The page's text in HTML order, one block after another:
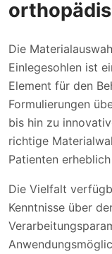
Die
Einlegesohlen ist
Element für den
Formulierungen
bis hin zu
richtige
Patienten
Die Vielfalt
Kenntnisse über